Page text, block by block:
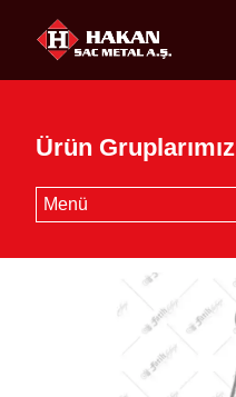
Ürün Gruplarımız
Menü
Profil